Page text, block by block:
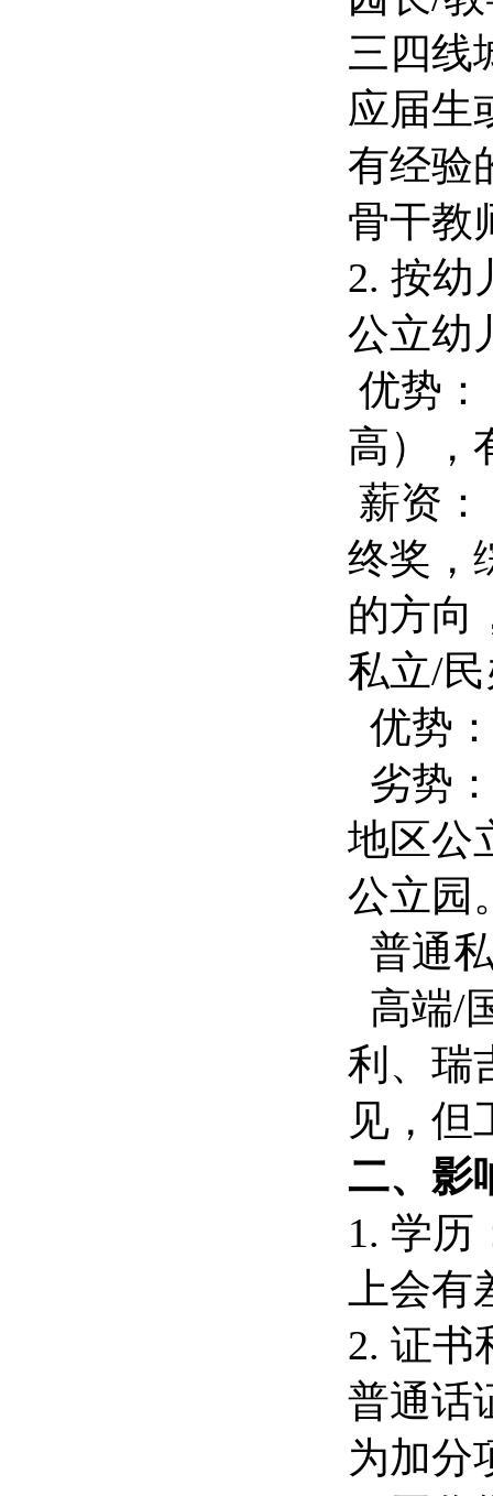
三四线
应届生
有经验
骨干教
2. 按幼
公立幼
优势
高），
薪资
终奖，
的方向
私立/
优势
劣势
地区公
公立园
普通
高端/
利、瑞
见，但
二、影
1. 学历
上会
2. 证书
普通话
为加分